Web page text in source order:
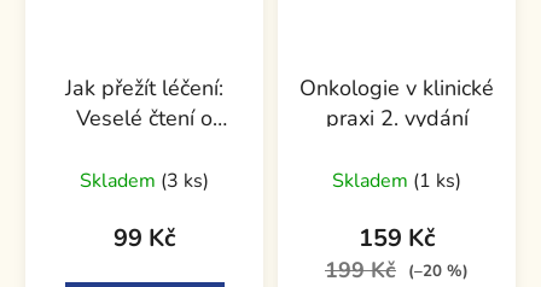
Jak přežít léčení:
Veselé čtení o
Skladem (3 ks)
99 Kč
Onkologie v klinické
praxi 2. vydání
Skladem (1 ks)
159 Kč
199 Kč (–20 %)